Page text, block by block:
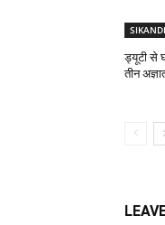
ड्यूटी से
तीन